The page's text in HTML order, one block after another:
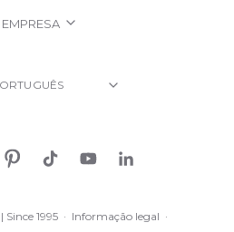
EMPRESA
1995 · Informação legal ·